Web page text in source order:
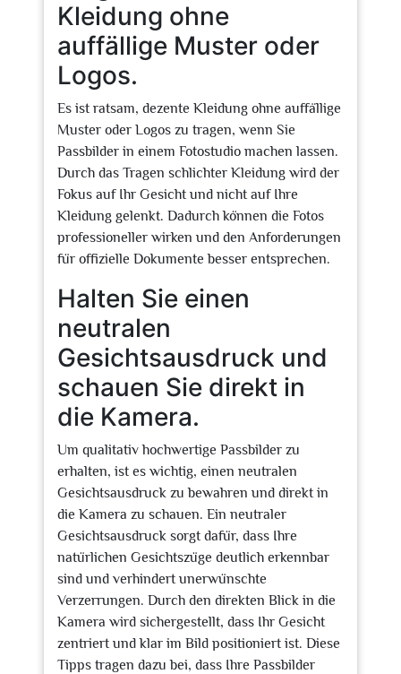
Kleidung ohne
auffällige Muster oder
Logos.
Es ist ratsam, dezente Kleidung ohne auffällige
Muster oder Logos zu tragen, wenn Sie
Passbilder in einem Fotostudio machen lassen.
Durch das Tragen schlichter Kleidung wird der
Fokus auf Ihr Gesicht und nicht auf Ihre
Kleidung gelenkt. Dadurch können die Fotos
professioneller wirken und den Anforderungen
für offizielle Dokumente besser entsprechen.
Halten Sie einen
neutralen
Gesichtsausdruck und
schauen Sie direkt in
die Kamera.
Um qualitativ hochwertige Passbilder zu
erhalten, ist es wichtig, einen neutralen
Gesichtsausdruck zu bewahren und direkt in
die Kamera zu schauen. Ein neutraler
Gesichtsausdruck sorgt dafür, dass Ihre
natürlichen Gesichtszüge deutlich erkennbar
sind und verhindert unerwünschte
Verzerrungen. Durch den direkten Blick in die
Kamera wird sichergestellt, dass Ihr Gesicht
zentriert und klar im Bild positioniert ist. Diese
Tipps tragen dazu bei, dass Ihre Passbilder